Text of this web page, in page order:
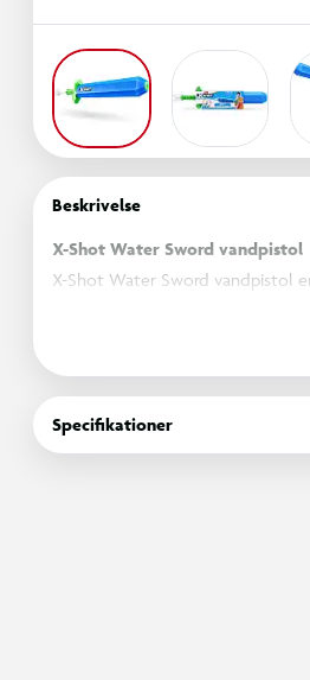
Beskrivelse
X-Shot Water Sword vandpistol
X-Shot Water Sword vandpistol
Vandpistolen fyldes ved at
igen, sprøjtes vandet ud fra
Specifikationer